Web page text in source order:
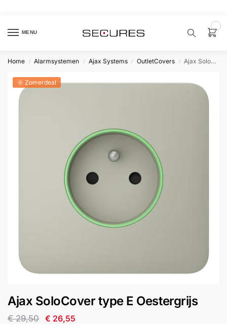
MENU
product…
samenstellen
&
Intercom
Home / Alarmsystemen / Ajax Systems / OutletCovers / Ajax SoloCover type E Oestergrijs
🌞 Zomerdeal
Ajax SoloCover type E Oestergrijs
€29,50 € 26,55